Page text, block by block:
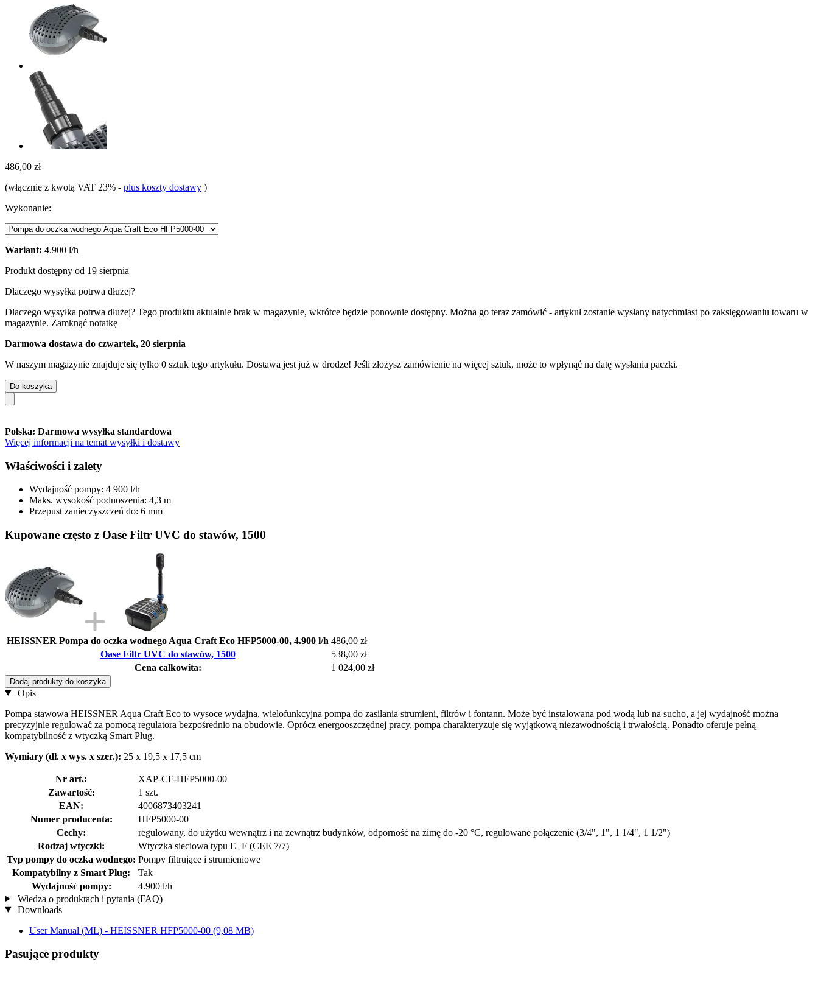
486,00 zł
(włącznie z kwotą VAT 23% - plus koszty dostawy )
Wykonanie:
Wariant: 4.900 l/h
Produkt dostępny od 19 sierpnia
Dlaczego wysyłka potrwa dłużej?
Dlaczego wysyłka potrwa dłużej? Tego produktu aktualnie brak w magazynie, wkrótce będzie ponownie dostępny. Można go teraz zamówić - artykuł zostanie wysłany natychmiast po zaksięgowaniu towaru w
magazynie. Zamknąć notatkę
Darmowa dostawa do czwartek, 20 sierpnia
W naszym magazynie znajduje się tylko 0 sztuk tego artykułu. Dostawa jest już w drodze! Jeśli złożysz zamówienie na więcej sztuk, może to wpłynąć na datę wysłania paczki.
Do koszyka
Polska: Darmowa wysyłka standardowa
Więcej informacji na temat wysyłki i dostawy
Właściwości i zalety
Wydajność pompy: 4 900 l/h
Maks. wysokość podnoszenia: 4,3 m
Przepust zanieczyszczeń do: 6 mm
Kupowane często z Oase Filtr UVC do stawów, 1500
HEISSNER Pompa do oczka wodnego Aqua Craft Eco HFP5000-00, 4.900 l/h 486,00 zł
Oase Filtr UVC do stawów, 1500
538,00 zł
Cena całkowita:
1 024,00 zł
Dodaj produkty do koszyka
Opis
Pompa stawowa HEISSNER Aqua Craft Eco to wysoce wydajna, wielofunkcyjna pompa do zasilania strumieni, filtrów i fontann. Może być instalowana pod wodą lub na sucho, a jej wydajność można
precyzyjnie regulować za pomocą regulatora bezpośrednio na obudowie. Oprócz energooszczędnej pracy, pompa charakteryzuje się wyjątkową niezawodnością i trwałością. Ponadto oferuje pełną
kompatybilność z wtyczką Smart Plug.
Wymiary (dł. x wys. x szer.): 25 x 19,5 x 17,5 cm
Nr art.:
XAP-CF-HFP5000-00
Zawartość:
1 szt.
EAN:
4006873403241
Numer producenta:
HFP5000-00
Cechy:
regulowany, do użytku wewnątrz i na zewnątrz budynków, odporność na zimę do -20 °C, regulowane połączenie (3/4", 1", 1 1/4", 1 1/2")
Rodzaj wtyczki:
Wtyczka sieciowa typu E+F (CEE 7/7)
Typ pompy do oczka wodnego: Pompy filtrujące i strumieniowe
Kompatybilny z Smart Plug:
Tak
Wydajność pompy:
4.900 l/h
Wiedza o produktach i pytania (FAQ)
Downloads
User Manual (ML) - HEISSNER HFP5000-00 (9,08 MB)
Pasujące produkty